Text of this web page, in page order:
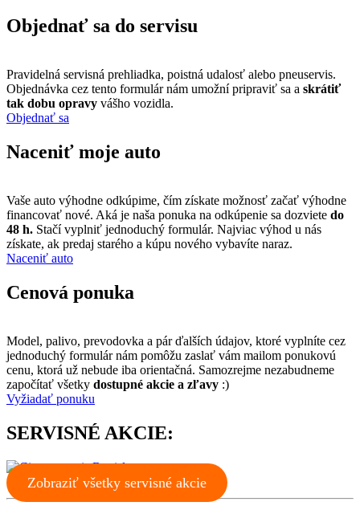
Objednať sa do servisu
Pravidelná servisná prehliadka, poistná udalosť alebo pneuservis.
Objednávka cez tento formulár nám umožní pripraviť sa a skrátiť
tak dobu opravy vášho vozidla.
Objednať sa
Naceniť moje auto
Vaše auto výhodne odkúpime, čím získate možnosť začať výhodne
financovať nové. Aká je naša ponuka na odkúpenie sa dozviete do
48 h. Stačí vyplniť jednoduchý formulár. Najviac výhod u nás
získate, ak predaj starého a kúpu nového vybavíte naraz.
Naceniť auto
Cenová ponuka
Model, palivo, prevodovka a pár ďalších údajov, ktoré vyplníte cez
jednoduchý formulár nám pomôžu zaslať vám mailom ponukovú
cenu, ktorá už nebude iba orientačná. Samozrejme nezabudneme
započítať všetky dostupné akcie a zľavy :)
Vyžiadať ponuku
SERVISNÉ AKCIE:
Zobraziť všetky servisné akcie